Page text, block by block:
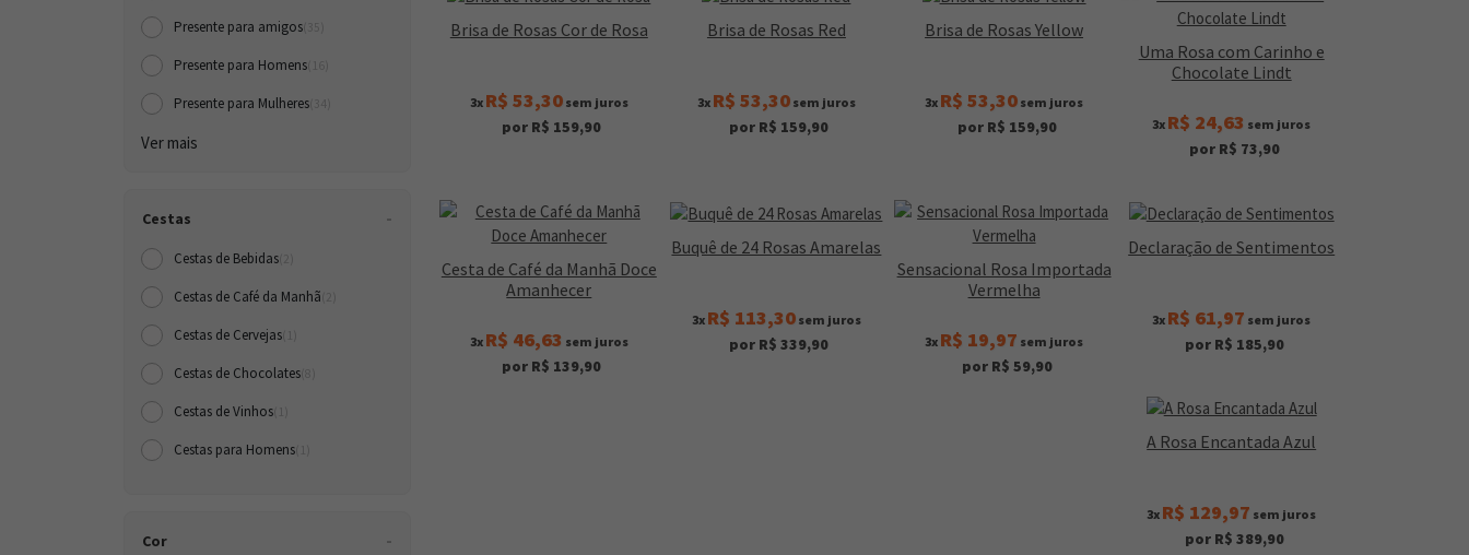
Presente para amigos
Presente para Homens
Presente para Mulheres
Ver mais
Cestas
Cestas de Bebidas
Cestas de Café da Manh
Cestas de Cervejas
Cestas de Chocolates
Cestas de Vinhos
Cestas para Homens
Cor
Brisa de Rosas Cor de Rosa
3x R$ 53,30sem juros
por R$ 159,90
Brisa de Rosas Red
3x R$ 53,30sem juros
por R$ 159,90
Brisa de Rosas Yellow
3x R$ 53,30 sem juros
por R$ 159,90
Uma Rosa com Carinho e
Chocolate Lindt
3x R$ 24,63 sem juros
por R$ 73,90
Cesta de Café da Manhã Doce
Amanhecer
3x R$ 46,63 sem juros
por R$ 139,90
Buquê de 24 Rosas Amarelas
3x R$ 113,30sem juros
por R$ 339,90
Sensacional Rosa Importada
Vermelha
3x R$ 19,97 sem juros
por R$ 59,90
Declaração de Sentimentos
3x R$ 61,97 sem juros
por R$ 185,90
A Rosa Encantada Azul
3x R$ 129,97 sem juros
por R$ 389,90